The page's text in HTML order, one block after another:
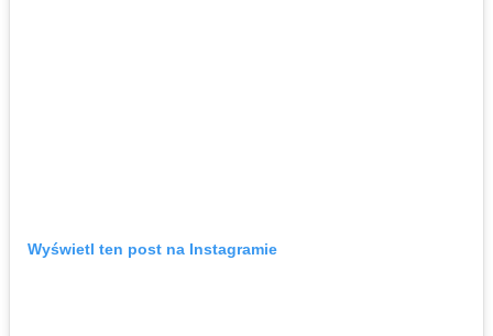
Wyświetl ten post na Instagramie